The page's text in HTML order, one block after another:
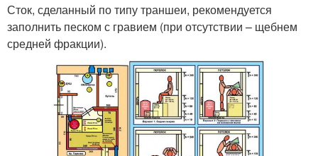
Сток, сделанный по типу траншеи, рекомендуется
заполнить песком с гравием (при отсутствии – щебнем
средней фракции).